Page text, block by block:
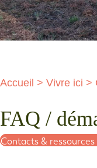
Accueil > Vivre ici >
FAQ /
Contacts & ressources